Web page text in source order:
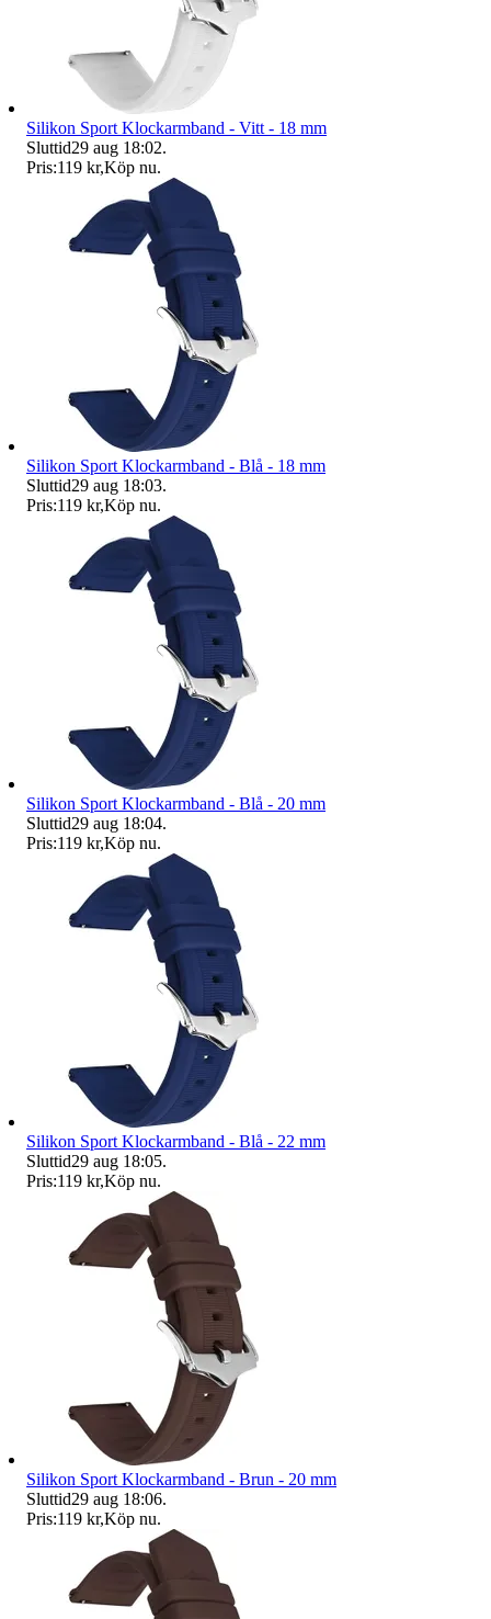
Silikon Sport Klockarmband - Vitt - 18 mm
Sluttid29 aug 18:02.
Pris:119 kr,Köp nu.
Silikon Sport Klockarmband - Blå - 18 mm
Sluttid29 aug 18:03.
Pris:119 kr,Köp nu.
Silikon Sport Klockarmband - Blå - 20 mm
Sluttid29 aug 18:04.
Pris:119 kr,Köp nu.
Silikon Sport Klockarmband - Blå - 22 mm
Sluttid29 aug 18:05.
Pris:119 kr,Köp nu.
Silikon Sport Klockarmband - Brun - 20 mm
Sluttid29 aug 18:06.
Pris:119 kr,Köp nu.